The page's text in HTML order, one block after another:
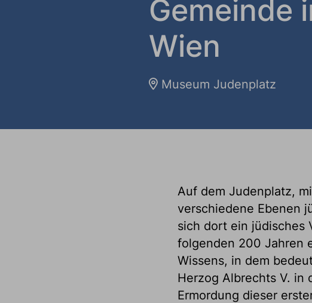
Gemeinde
Wien
Museum Judenplatz
Auf dem Judenplatz,
verschiedene Ebenen
sich dort ein jüdisches
folgenden 200 Jahren
Wissens, in dem
Herzog Albrechts V. in
Ermordung dieser